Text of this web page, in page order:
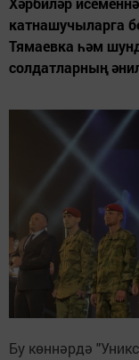
катнашучыларга
Тямаевка һәм
солдатларның
Бу көннәрдә